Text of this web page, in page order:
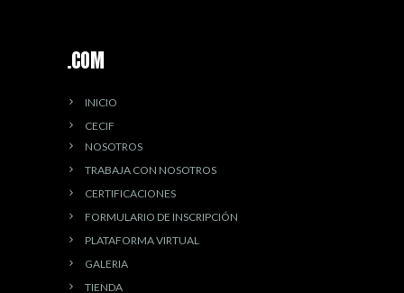
.COM
INICIO
CECIF
NOSOTROS
TRABAJA CON NOSOTROS
CERTIFICACIONES
FORMULARIO DE INSCRIPCIÓN
PLATAFORMA VIRTUAL
GALERIA
TIENDA